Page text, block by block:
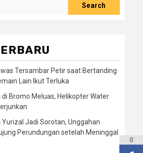
Search
Tersambar Petir saat Bertanding
Lain Ikut Terluka
di Bromo Meluas, Helikopter Water
Jadi Sorotan, Unggahan
Perundungan setelah Meninggal
0